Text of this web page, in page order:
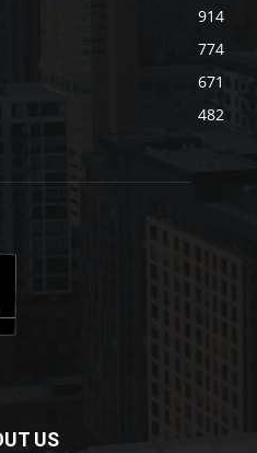
914
774
671
482
US